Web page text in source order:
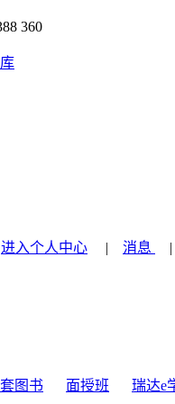
360
进入个人中心 | 消息
图书 面授班 瑞达e